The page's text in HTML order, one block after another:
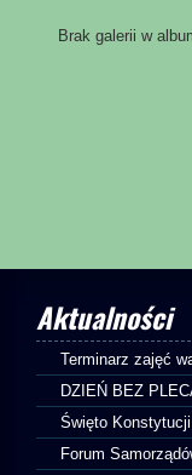
Brak galerii w
Aktualności
Terminarz zajęć
DZIEŃ BEZ
Święto
Forum